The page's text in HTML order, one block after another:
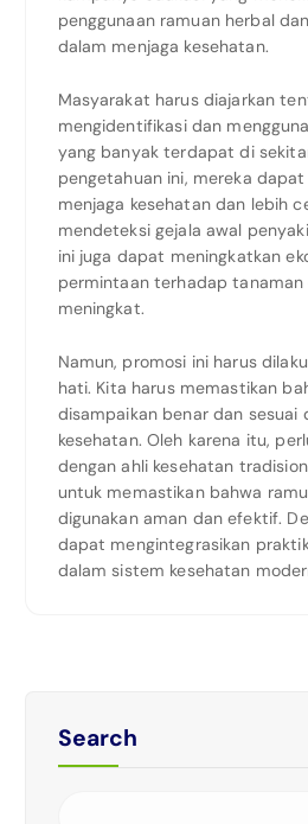
penggunaan ramuan herbal
dalam menjaga kesehatan.
Masyarakat harus diajarkan
mengidentifikasi dan
yang banyak terdapat di
pengetahuan ini, mereka
menjaga kesehatan dan lebih
mendeteksi gejala awal
ini juga dapat meningkatkan
permintaan terhadap tanaman
meningkat.
Namun, promosi ini harus
hati. Kita harus memastikan
disampaikan benar dan sesuai
kesehatan. Oleh karena itu,
dengan ahli kesehatan
untuk memastikan bahwa
digunakan aman dan efektif.
dapat mengintegrasikan
dalam sistem kesehatan
Search